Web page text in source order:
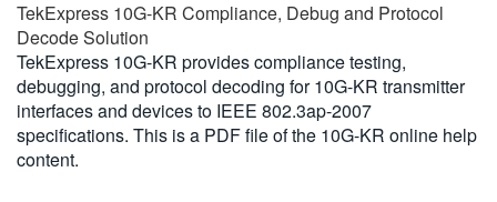
DEUTSCH
VIỆT NAM
简体中文
TekExpress 10G-KR Compliance, Debug and Protocol
Decode Solution
TekExpress 10G-KR provides compliance testing,
debugging, and protocol decoding for 10G-KR transmitter
interfaces and devices to IEEE 802.3ap-2007
specifications. This is a PDF file of the 10G-KR online help
content.